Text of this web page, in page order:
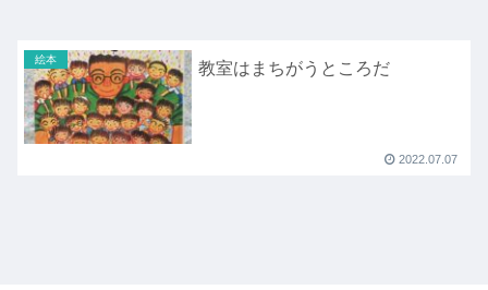
絵本 教室はまちがうところだ
2022.07.07